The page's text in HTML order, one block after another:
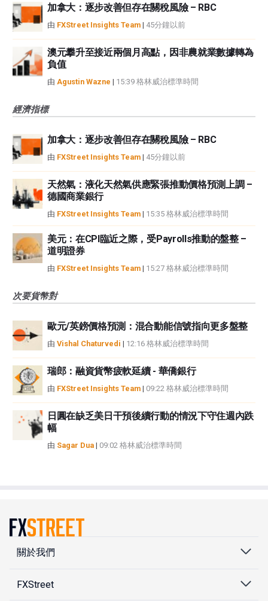
加拿大：逐步改善但存在關稅風險 – RBC
由 FXStreet Insights Team | 45分鐘以前
澳元攀升至接近兩個月高點，因非農就業數據轉為
負值
由 Agustin Wazne | 15:39 格林威治標準時間
經濟指標
加拿大：逐步改善但存在關稅風險 – RBC
由 FXStreet Insights Team | 45分鐘以前
天然氣：液化天然氣供應緊張推動價格預測上調 –
德國商業銀行
由 FXStreet Insights Team | 15:35 格林威治標準時間
美元：在CPI臨近之際，受Payrolls推動的盤整 –
道明證券
由 FXStreet Insights Team | 15:27 格林威治標準時間
次要貨幣對
歐元/英鎊價格預測：混合動能信號指向更多盤整
由 Vishal Chaturvedi | 12:16 格林威治標準時間
瑞郎：融資貨幣疲軟延續 - 華僑銀行
由 FXStreet Insights Team | 09:22 格林威治標準時間
日圓在缺乏美日干預後續行動的情況下守住週內跌
幅
由 Sagar Dua | 09:02 格林威治標準時間
關於我們
FXStreet